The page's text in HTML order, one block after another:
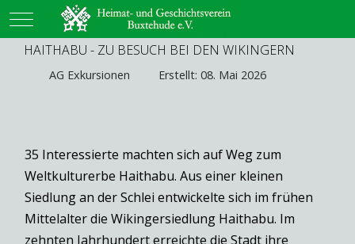
Mobile Menu Toggle
HAITHABU - ZU BESUCH BEI DEN WIKINGERN
AG Exkursionen Erstellt: 08. Mai 2026
35 Interessierte machten sich auf Weg zum
Weltkulturerbe Haithabu. Aus einer kleinen
Siedlung an der Schlei entwickelte sich im frühen
Mittelalter die Wikingersiedlung Haithabu. Im
zehnten Jahrhundert erreichte die Stadt ihre